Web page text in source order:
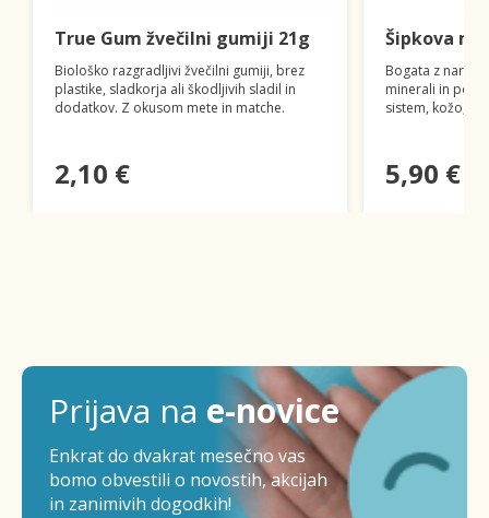
True Gum žvečilni gumiji 21g
Biološko razgradljivi žvečilni gumiji, brez
plastike, sladkorja ali škodljivih sladil in
dodatkov. Z okusom mete in matche.
2,10 €
Šipkova
Bogata z
minerali in
sistem, kožo,
5,90 €
Prijava na e-novice
Enkrat do dvakrat mesečno vas
bomo obvestili o novostih, akcijah
in zanimivih dogodkih!